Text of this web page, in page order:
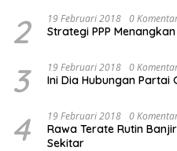
2 19 Februari 2018 0
Strategi PPP
3 19 Februari 2018 0
Ini Dia Hubungan
4 19 Februari 2018 0
Rawa Terate Rutin
Sekitar